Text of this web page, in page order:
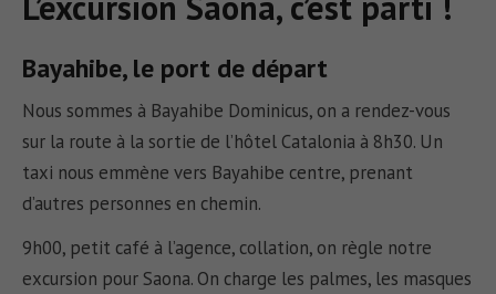
Bayahibe, le port de départ
Nous sommes à Bayahibe Dominicus, on a rendez-vous
sur la route à la sortie de l’hôtel Catalonia à 8h30. Un
taxi nous emmène vers Bayahibe centre, prenant
d’autres personnes en chemin.
9h00, petit café à l’agence, collation, on règle notre
excursion pour Saona. On charge les palmes, les masques